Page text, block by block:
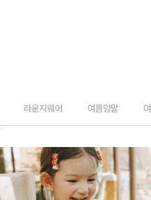
라운지웨어 여름양말